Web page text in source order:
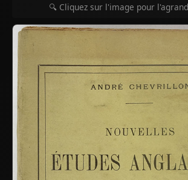
🔍 Cliquez sur l'image pour